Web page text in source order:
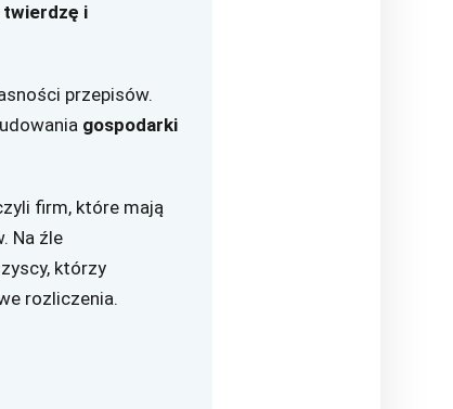
twierdzę i
przepisów.
gospodarki
firm, które mają
Na źle
którzy
rozliczenia.